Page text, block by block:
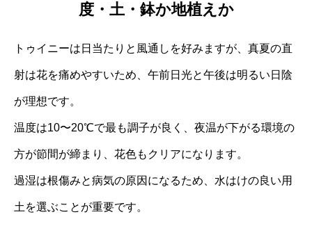
度・土・鉢か地植えか
トゥイニーは日当たりと風通しを好みますが、真夏の直
射は花を痛めやすいため、午前日光と午後は明るい日陰
が理想です。
温度は10〜20℃で最も調子が良く、夜温が下がる環境の
方が節間が締まり、花色もクリアになります。
過湿は根傷みと病気の原因になるため、水はけの良い用
土を選ぶことが重要です。